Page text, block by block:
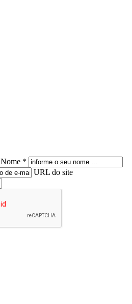
Nome *
URL do site